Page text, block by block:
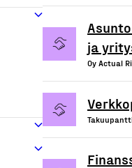
ja
Oy Actual